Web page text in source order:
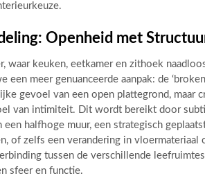
Openheid met
waar keuken, eetkamer en zithoek
een meer genuanceerde aanpak: de
gevoel van een open plattegrond, maar
van intimiteit. Dit wordt bereikt door
halfhoge muur, een strategisch
of zelfs een verandering in vloermateriaal
tussen de verschillende
sfeer en functie.